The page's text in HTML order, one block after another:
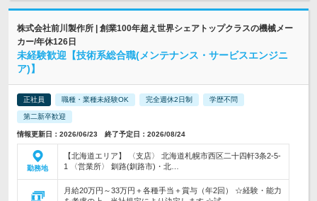
株式会社前川製作所 | 創業100年超え世界シェアトップクラスの機械メー
カー/年休126日
未経験歓迎【技術系総合職(メンテナンス・サービスエンジニ
ア)】
正社員 職種・業種未経験OK 完全週休2日制 学歴不問
第二新卒歓迎
情報更新日：2026/06/23 終了予定日：2026/08/24
勤務地
【北海道エリア】 〈支店〉 北海道札幌市西区二十四軒3条2-5-
1 〈営業所〉 釧路(釧路市)・北…
月給20万円～33万円＋各種手当＋賞与（年2回） ☆経験・能力